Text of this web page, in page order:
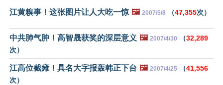
江黄糗事！这张图片让人大吃一惊 🖼️ 2007/5/8 （47,355次）
中共肺气肿！高智晟获奖的深层意义 🖼️ 2007/4/30 （32,289
次）
江高位截瘫！具名大字报轰韩正下台 🖼️ 2007/4/25 （41,556
次）